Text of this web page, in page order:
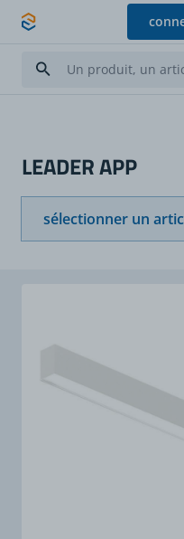
Allez au contenu
LEADER APP
sélectionner un